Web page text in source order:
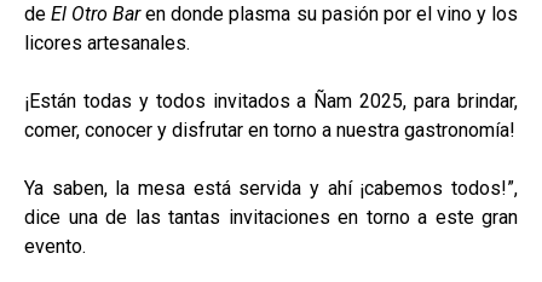
deEl Otro Baren donde plasma su pasión por el vino y los
licores artesanales.
¡Están todas y todos invitados a Ñam 2025, para brindar,
comer, conocer y disfrutar en torno a nuestra gastronomía!
Ya saben, la mesa está servida y ahí ¡cabemos todos!”,
dice una de las tantas invitaciones en torno a este gran
evento.